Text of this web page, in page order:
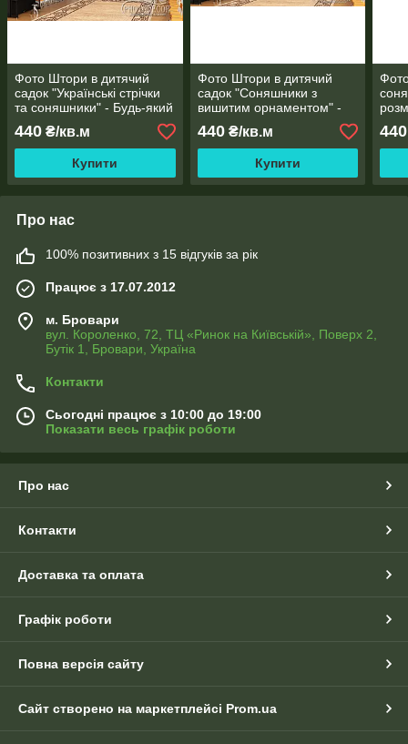
Фото Штори в дитячий
садок "Українські стрічки
та соняшники" - Будь-який
440 ₴/кв.м
Купити
Фото Штори в дитячий
садок "Соняшники з
вишитим орнаментом" -
Читаємо опис!
440₴/кв.м
Купити
440
Про нас
100% позитивних з 15 відгуків за рік
Працює з 17.07.2012
м. Бровари
вул. Короленко, 72, ТЦ «Ринок на Київській», Поверх 2,
Бутік 1, Бровари, Україна
Контакти
Сьогодні працює з 10:00 до 19:00
Показати весь графік роботи
Про нас
Контакти
Доставка та оплата
Графік роботи
Повна версія сайту
Сайт створено на маркетплейсі Prom.ua